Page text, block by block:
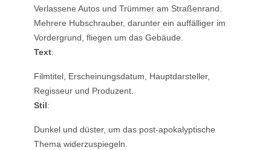
Verlassene Autos und Trümmer am Straßenrand.
Mehrere Hubschrauber, darunter ein auffälliger im
Vordergrund, fliegen um das Gebäude.
Text:
Filmtitel, Erscheinungsdatum, Hauptdarsteller,
Regisseur und Produzent.
Stil:
Dunkel und düster, um das post-apokalyptische
Thema widerzuspiegeln.